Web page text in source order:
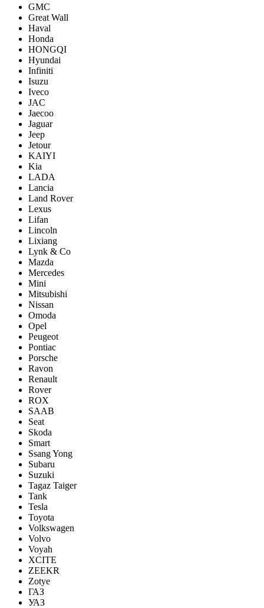
GMC
Great Wall
Haval
Honda
HONGQI
Hyundai
Infiniti
Isuzu
Iveco
JAC
Jaecoo
Jaguar
Jeep
Jetour
KAIYI
Kia
LADA
Lancia
Land Rover
Lexus
Lifan
Lincoln
Lixiang
Lynk & Co
Mazda
Mercedes
Mini
Mitsubishi
Nissan
Omoda
Opel
Peugeot
Pontiac
Porsсhe
Ravon
Renault
Rover
ROX
SAAB
Seat
Skoda
Smart
Ssang Yong
Subaru
Suzuki
Tagaz Taiger
Tank
Tesla
Toyota
Volkswagen
Volvo
Voyah
XCITE
ZEEKR
Zotye
ГАЗ
УАЗ